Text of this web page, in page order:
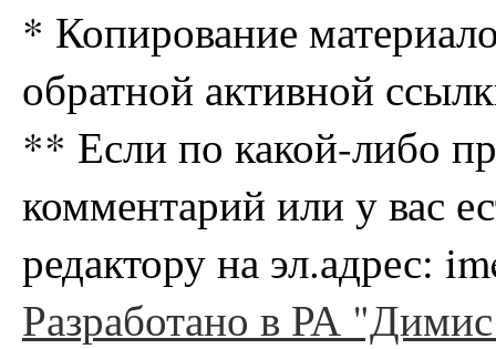
* Копирование
обратной активной
** Если по какой-либо
комментарий или у вас
редактору на эл.адрес:
Разработано в РА